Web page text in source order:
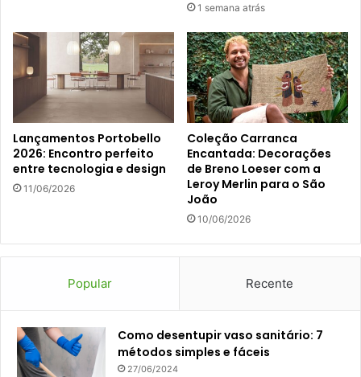
1 semana atrás
Lançamentos Portobello
2026: Encontro perfeito
entre tecnologia e design
11/06/2026
Coleção Carranca
Encantada: Decorações
de Breno Loeser com a
Leroy Merlin para o São
João
10/06/2026
Popular Recente
Como desentupir vaso sanitário: 7
métodos simples e fáceis
27/06/2024